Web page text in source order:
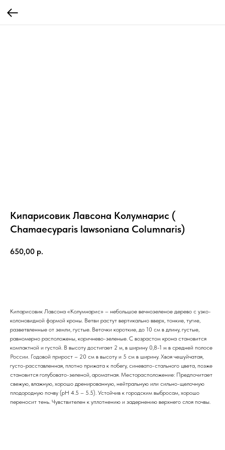
Кипарисовик Лавсона Колумнарис (
Chamaecyparis lawsoniana Columnaris)
650,00 р.
Кипарисовик Лавсона «Колумнарис» – небольшое вечнозеленое дерево с узко-
колоновидной формой кроны. Ветви растут вертикально вверх, тонкие, тугие,
разветвленные от земли, густые. Веточки короткие, до 10 см в длину, густые,
равномерно расположены, коричнево-зеленые. С возрастом крона становится
компактной и густой. В высоту достигает 2 м, в ширину 0,8-1 м в средней полосе
России. Годовой прирост – 20 см в высоту и 5 см в ширину. Хвоя чешуйчатая,
густо-расставленная, плотно прижата к побегу, синевато-стального цвета, позже
становится голубовато-зеленой, ароматная. Месторасположение: Предпочитает
свежую, влажную, хорошо дренированную, нейтральную или сильно-щелочную
плодородную почву (pH 4.5 – 5.5). Устойчив к городским выбросам, хорошо
переносит тень. Чувствителен к уплотнению и задернению верхнего слоя почвы.